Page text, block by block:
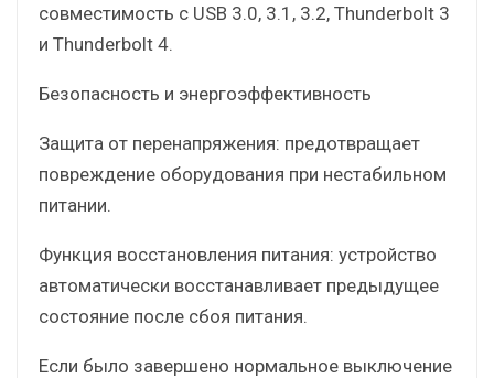
совместимость с USB 3.0, 3.1, 3.2, Thunderbolt 3
и Thunderbolt 4.
Безопасность и энергоэффективность
Защита от перенапряжения: предотвращает
повреждение оборудования при нестабильном
питании.
Функция восстановления питания: устройство
автоматически восстанавливает предыдущее
состояние после сбоя питания.
Если было завершено нормальное выключение